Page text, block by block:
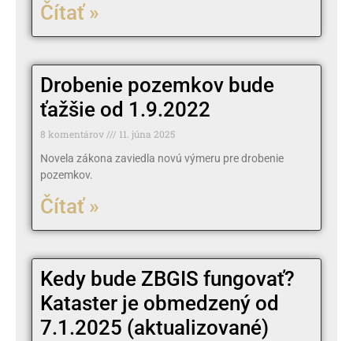
Čítať »
Drobenie pozemkov bude
ťažšie od 1.9.2022
8 komentárov
11. júna 2025
Novela zákona zaviedla novú výmeru pre drobenie
pozemkov.
Čítať »
Kedy bude ZBGIS fungovať?
Kataster je obmedzený od
7.1.2025 (aktualizované)